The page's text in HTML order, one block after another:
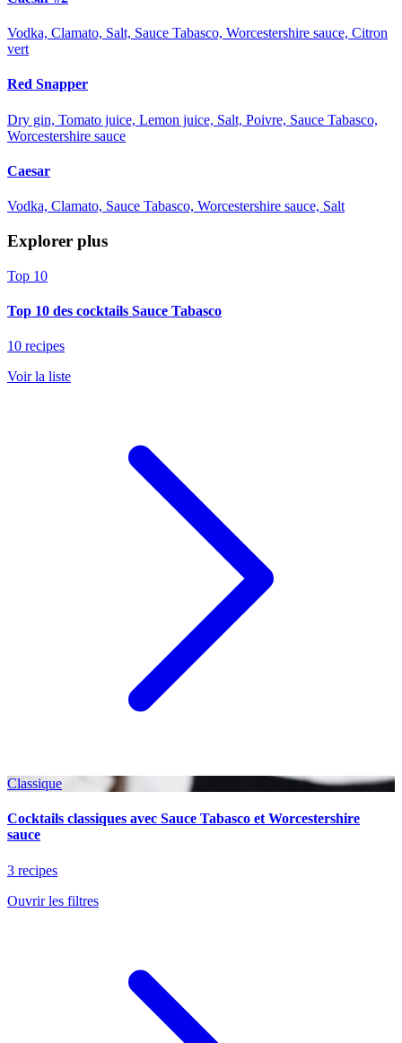
Vodka, Clamato, Salt, Sauce Tabasco, Worcestershire sauce, Citron
vert
Red Snapper
Dry gin, Tomato juice, Lemon juice, Salt, Poivre, Sauce Tabasco,
Worcestershire sauce
Caesar
Vodka, Clamato, Sauce Tabasco, Worcestershire sauce, Salt
Explorer plus
Top 10
Top 10 des cocktails Sauce Tabasco
10 recipes
Voir la liste
Classique
Cocktails classiques avec Sauce Tabasco et Worcestershire
sauce
3 recipes
Ouvrir les filtres